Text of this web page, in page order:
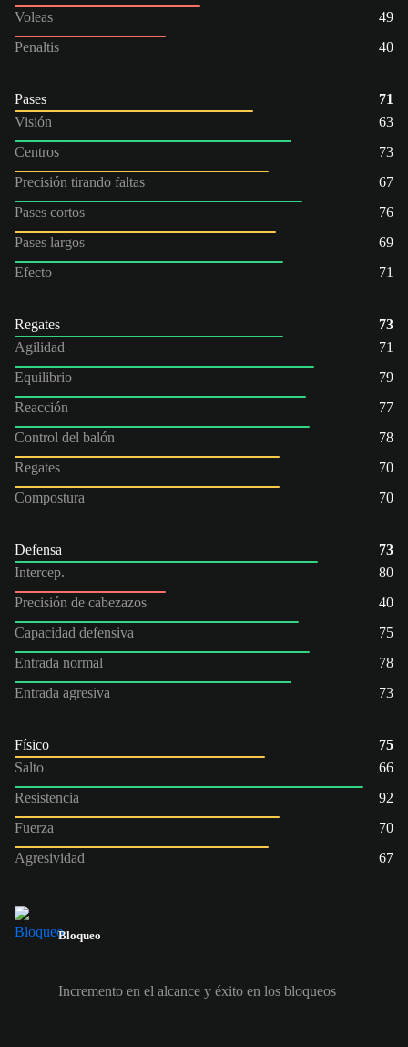
Voleas
49
Penaltis
40
Pases
71
Visión
63
Centros
73
Precisión tirando faltas
67
Pases cortos
76
Pases largos
69
Efecto
71
Regates
73
Agilidad
71
Equilibrio
79
Reacción
77
Control del balón
78
Regates
70
Compostura
70
Defensa
73
Intercep.
80
Precisión de cabezazos
40
Capacidad defensiva
75
Entrada normal
78
Entrada agresiva
73
Físico
75
Salto
66
Resistencia
92
Fuerza
70
Agresividad
67
Bloqueo
Incremento en el alcance y éxito en los bloqueos